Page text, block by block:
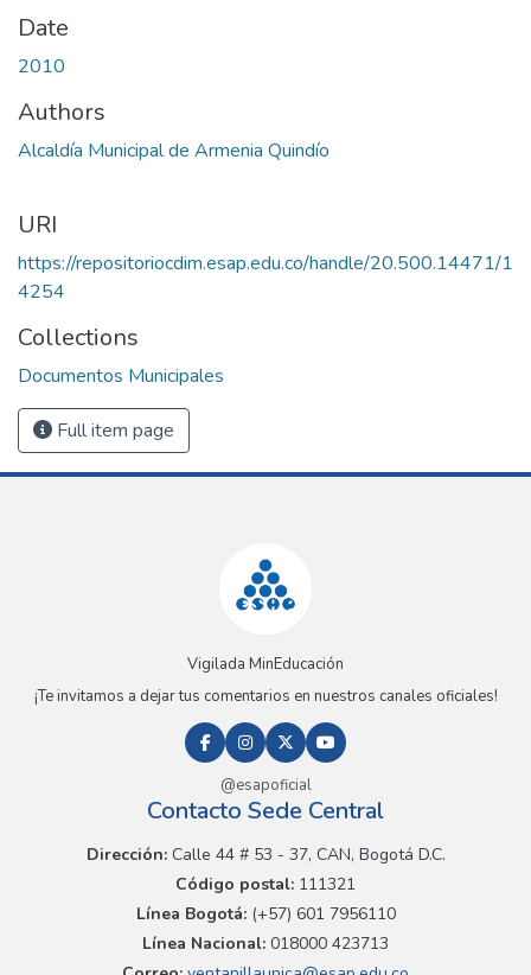
Date
2010
Authors
Alcaldía Municipal de Armenia Quindío
URI
https://repositoriocdim.esap.edu.co/handle/20.500.14471/1
4254
Collections
Documentos Municipales
Full item page
Vigilada MinEducación
¡Te invitamos a dejar tus comentarios en nuestros canales oficiales!
@esapoficial
Contacto Sede Central
Dirección:Calle 44 # 53 - 37, CAN, Bogotá D.C.
Código postal: 111321
Línea Bogotá:(+57) 601 7956110
Línea Nacional: 018000 423713